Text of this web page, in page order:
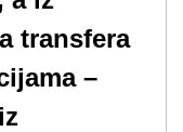
transfera
–